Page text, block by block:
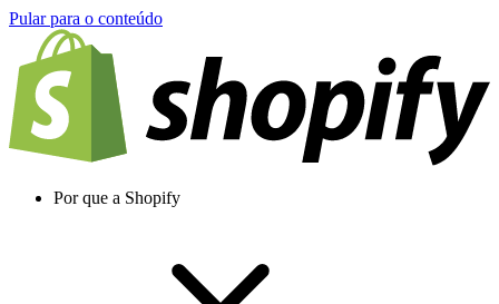
Pular para o conteúdo
Por que a Shopify